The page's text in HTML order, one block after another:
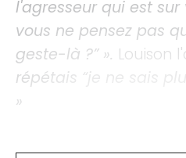
l'agresseur qui est sur
vous ne pensez pas
geste-là ?” ». Louison
répétais “je ne sais
»